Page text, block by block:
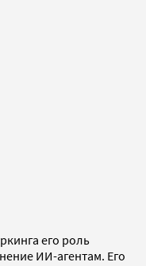
его роль
ИИ-агентам. Его